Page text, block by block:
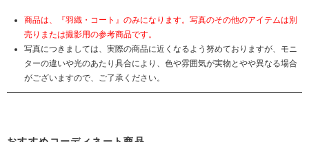
商品は、『羽織・コート』のみになります。写真のその他のアイテムは別
売りまたは撮影用の参考商品です。
写真につきましては、実際の商品に近くなるよう努めておりますが、モニ
ターの違いや光のあたり具合により、色や雰囲気が実物とやや異なる場合
がございますので、ご了承ください。